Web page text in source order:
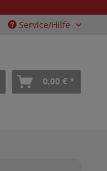
Service/Hilfe
0,00 € *